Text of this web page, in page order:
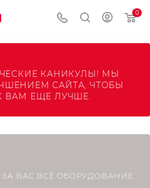
0
КАНИКУЛЫ! МЫ
САЙТА, ЧТОБЫ
ВАМ ЕЩЕ ЛУЧШЕ.
ВАС ВСЁ ОБОРУДОВАНИЕ.